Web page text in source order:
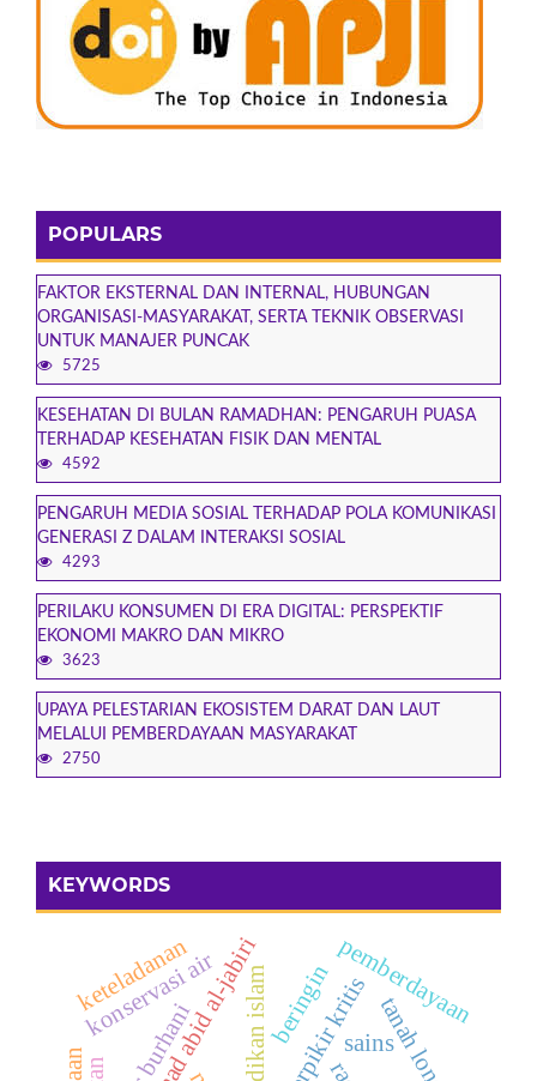
POPULARS
FAKTOR EKSTERNAL DAN INTERNAL, HUBUNGAN
ORGANISASI-MASYARAKAT, SERTA TEKNIK OBSERVASI
UNTUK MANAJER PUNCAK
5725
KESEHATAN DI BULAN RAMADHAN: PENGARUH PUASA
TERHADAP KESEHATAN FISIK DAN MENTAL
4592
PENGARUH MEDIA SOSIAL TERHADAP POLA KOMUNIKASI
GENERASI Z DALAM INTERAKSI SOSIAL
4293
PERILAKU KONSUMEN DI ERA DIGITAL: PERSPEKTIF
EKONOMI MAKRO DAN MIKRO
3623
UPAYA PELESTARIAN EKOSISTEM DARAT DAN LAUT
MELALUI PEMBERDAYAAN MASYARAKAT
2750
KEYWORDS
berpikir kritispemberdayaan
konservasi air beringin
keteladanan
sains